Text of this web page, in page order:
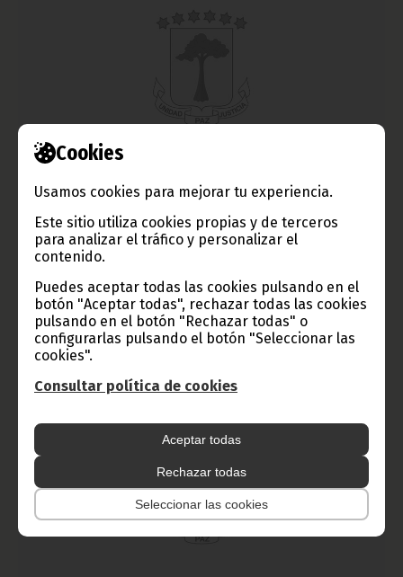
Cookies
Usamos cookies para mejorar tu experiencia.
Este sitio utiliza cookies propias y de terceros
para analizar el tráfico y personalizar el
contenido.
Puedes aceptar todas las cookies pulsando en el
botón "Aceptar todas", rechazar todas las cookies
pulsando en el botón "Rechazar todas" o
configurarlas pulsando el botón "Seleccionar las
cookies".
Consultar política de cookies
Aceptar todas
Rechazar todas
Seleccionar las cookies
Festival de Cine Itinerante Sur-Sur de Guinea Ecuatorial,
del 17 al 26 de abril
abril 12, 2012
El próximo 17 de abril arranca en el Centro Cultural Español
de Malabo el Festival de Cine Itinerante Sur-Sur. Hasta el día 26
Malabo, Ela Nguema, Sampaka, Rebola y Bata.
Noticias Cultura